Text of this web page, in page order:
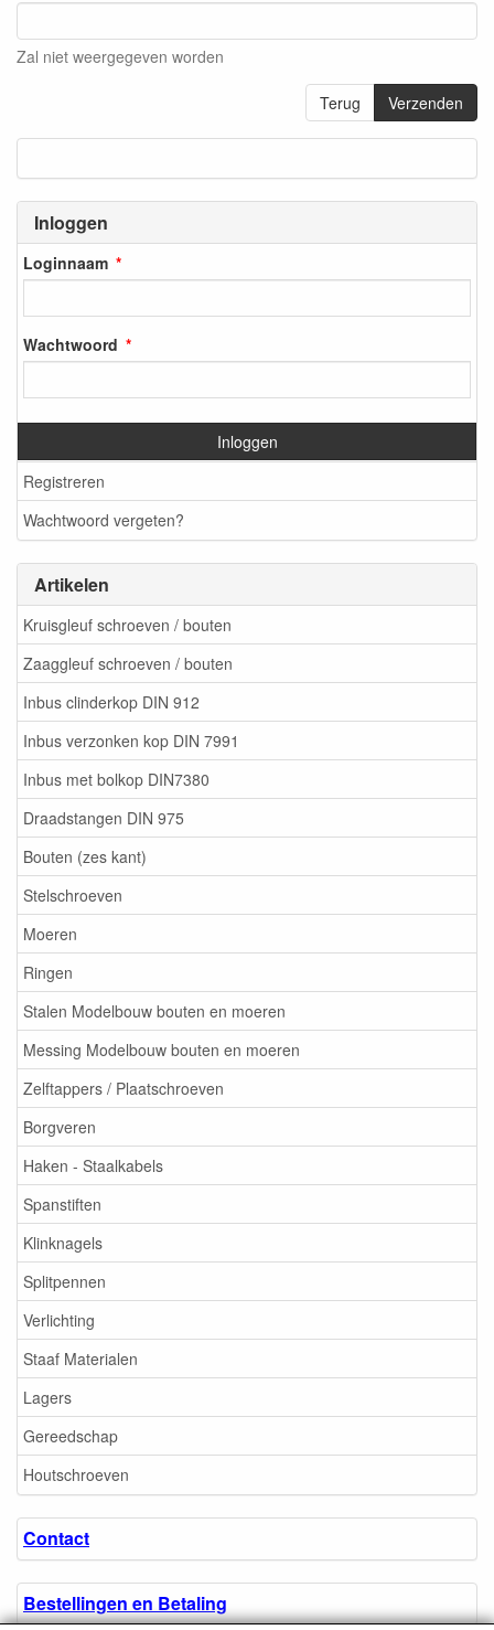
Inloggen
Loginnaam
Wachtwoord
Inloggen
Registreren
Wachtwoord vergeten?
Artikelen
Kruisgleuf schroeven / bouten
Zaaggleuf schroeven / bouten
Inbus clinderkop DIN 912
Inbus verzonken kop DIN 7991
Inbus met bolkop DIN7380
Draadstangen DIN 975
Bouten (zes kant)
Stelschroeven
Moeren
Ringen
Stalen Modelbouw bouten en moeren
Messing Modelbouw bouten en moeren
Zelftappers / Plaatschroeven
Borgveren
Haken - Staalkabels
Spanstiften
Klinknagels
Splitpennen
Verlichting
Staaf Materialen
Lagers
Gereedschap
Houtschroeven
Contact
Bestellingen en Betaling
Zal niet weergegeven worden
Terug Verzenden